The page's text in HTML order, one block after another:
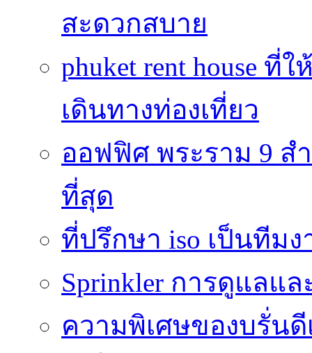
สะดวกสบาย
phuket rent house
เดินทางท่องเที่ยว
ออฟฟิศ พระราม 9 ส
ที่สุด
ที่ปรึกษา iso เป็นทีม
Sprinkler การดูแลแ
ความพิเศษของบรั่นดี